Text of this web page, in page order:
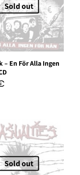
Sold out
– En För Alla Ingen
Sold out